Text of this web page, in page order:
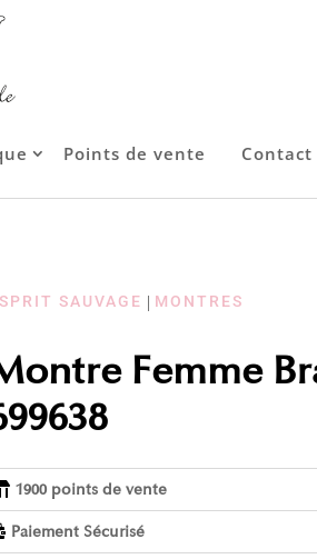
Points de vente
Contact
SAUVAGE | MONTRES
Femme
1900 points de vente
Paiement Sécurisé